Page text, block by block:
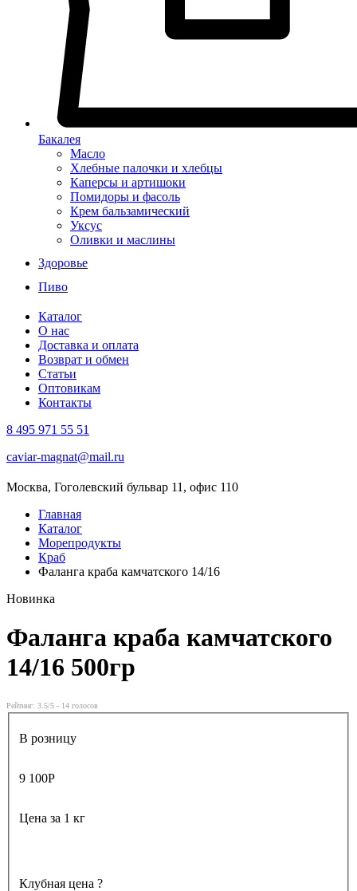
Бакалея
Масло
Хлебные палочки и хлебцы
Каперсы и артишоки
Помидоры и фасоль
Крем бальзамический
Уксус
Оливки и маслины
Здоровье
Пиво
Каталог
О нас
Доставка и оплата
Возврат и обмен
Статьи
Оптовикам
Контакты
8 495 971 55 51
caviar-magnat@mail.ru
Москва, Гоголевский бульвар 11, офис 110
Главная
Каталог
Морепродукты
Краб
Фаланга краба камчатского 14/16
Новинка
Фаланга краба камчатского
14/16 500гр
Рейтинг: 3.5/5 - 14 голосов
В розницу
9 100Р
Цена за 1 кг
Клубная цена ?